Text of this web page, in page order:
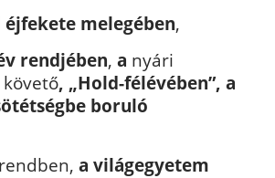
éjfekete melegében,
rendjében, a nyári
, „Hold-félévében”, a
boruló
a világegyetem